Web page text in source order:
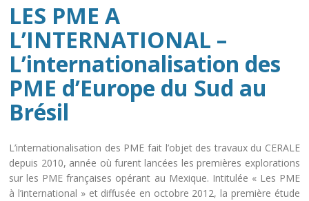
LES PME A
L’INTERNATIONAL –
L’internationalisation des
PME d’Europe du Sud au
Brésil
L’internationalisation des PME fait l’objet des travaux du CERALE
depuis 2010, année où furent lancées les premières explorations
sur les PME françaises opérant au Mexique. Intitulée « Les PME
à l’international » et diffusée en octobre 2012, la première étude